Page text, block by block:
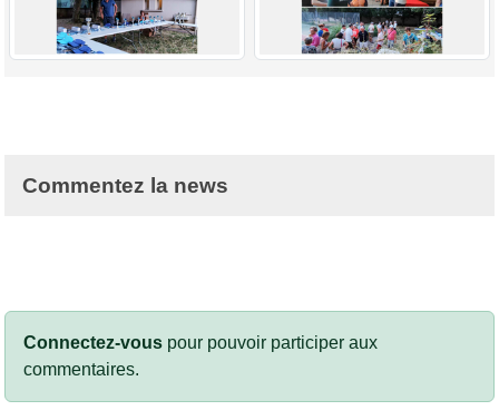
Commentez la news
Connectez-vous pour pouvoir participer aux
commentaires.